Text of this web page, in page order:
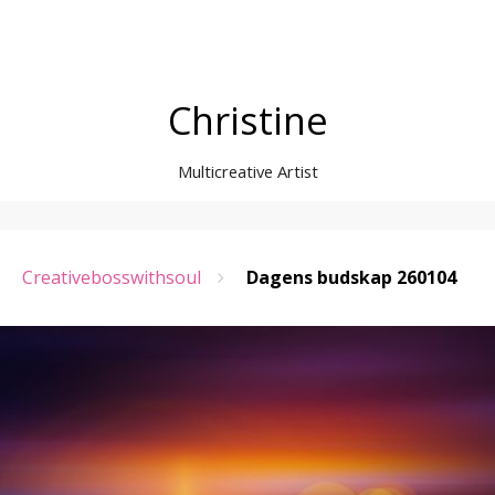
Christine
Multicreative Artist
Creativebosswithsoul Dagens budskap 260104